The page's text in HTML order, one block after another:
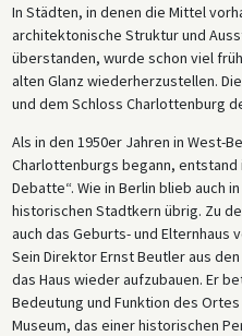
In Städten, in denen die Mittel
architektonische Struktur und
überstanden, wurde schon viel
alten Glanz wiederherzustellen.
und dem Schloss Charlottenburg
Als in den 1950er Jahren in West-
Charlottenburgs begann, entstand
Debatte“. Wie in Berlin blieb auch
historischen Stadtkern übrig. Zu
auch das Geburts- und Elternhaus
Sein Direktor Ernst Beutler aus
das Haus wieder aufzubauen. Er
Bedeutung und Funktion des
Museum, das einer historischen